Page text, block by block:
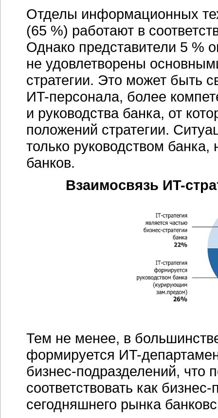
Отделы информационных
(65 %) работают в
Однако представители 5 %
не удовлетворены
стратегии. Это может быть
ИT-персонала, более
и руководства банка, от
положений стратегии.
только руководством
банков.
Взаимосвязь ИT-
Тем не менее, в
формируется ИT-
бизнес-подразделений, что
соответствовать как бизнес-
сегодняшнего рынка